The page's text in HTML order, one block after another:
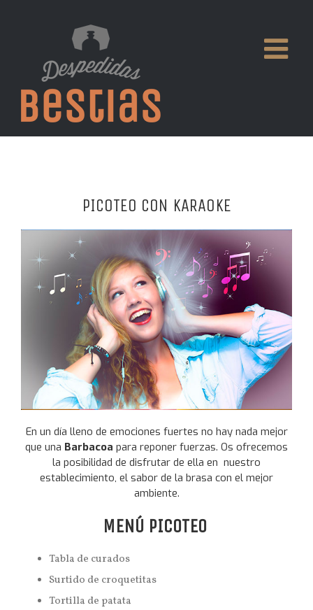
PICOTEO CON KARAOKE
En un día lleno de emociones fuertes no hay nada mejor
que una Barbacoa para reponer fuerzas. Os ofrecemos
la posibilidad de disfrutar de ella en nuestro
establecimiento, el sabor de la brasa con el mejor
ambiente.
MENÚ PICOTEO
Tabla de curados
Surtido de croquetitas
Tortilla de patata